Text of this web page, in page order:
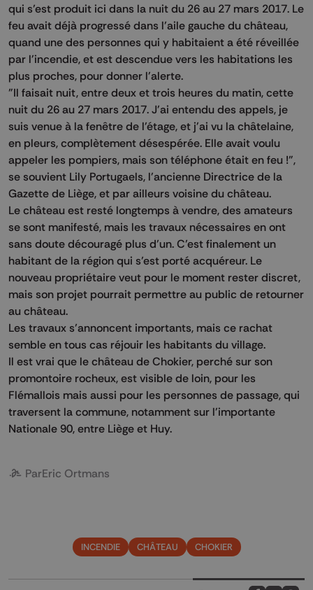
qui s’est produit ici dans la nuit du 26 au 27 mars 2017. Le
feu avait déjà progressé dans l’aile gauche du château,
quand une des personnes qui y habitaient a été réveillée
par l'incendie, et est descendue vers les habitations les
plus proches, pour donner l'alerte.
"Il faisait nuit, entre deux et trois heures du matin, cette
nuit du 26 au 27 mars 2017. J'ai entendu des appels, je
suis venue à la fenêtre de l'étage, et j'ai vu la châtelaine,
en pleurs, complètement désespérée. Elle avait voulu
appeler les pompiers, mais son téléphone était en feu !",
se souvient Lily Portugaels, l'ancienne Directrice de la
Gazette de Liège, et par ailleurs voisine du château.
Le château est resté longtemps à vendre, des amateurs
se sont manifesté, mais les travaux nécessaires en ont
sans doute découragé plus d’un. C’est finalement un
habitant de la région qui s’est porté acquéreur. Le
nouveau propriétaire veut pour le moment rester discret,
mais son projet pourrait permettre au public de retourner
au château.
Les travaux s’annoncent importants, mais ce rachat
semble en tous cas réjouir les habitants du village.
Il est vrai que le château de Chokier, perché sur son
promontoire rocheux, est visible de loin, pour les
Flémallois mais aussi pour les personnes de passage, qui
traversent la commune, notamment sur l'importante
Nationale 90, entre Liège et Huy.
ParEric Ortmans
INCENDIE CHÂTEAU CHOKIER